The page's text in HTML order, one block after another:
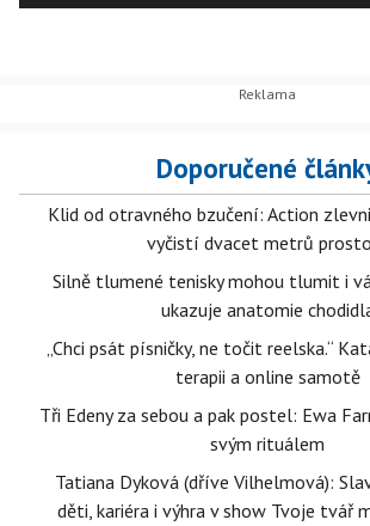
Doporučené
Klid od otravného bzučení: Action
vyčistí dvacet metrů
Silně tlumené tenisky mohou tlumit i
ukazuje anatomie
„Chci psát písničky, ne točit reelska.“
terapii a online samotě
Tři Edeny za sebou a pak postel: Ewa
svým rituálem
Tatiana Dyková (dříve Vilhelmová):
děti, kariéra i výhra v show Tvoje tvář